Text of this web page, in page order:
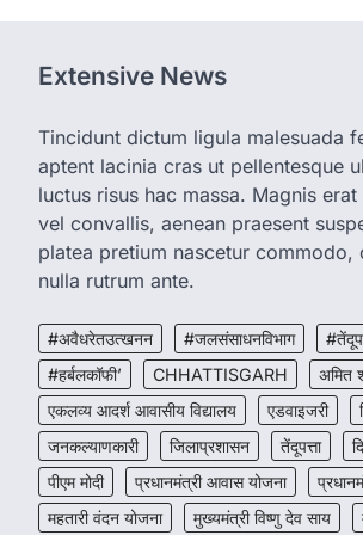
Extensive News
Tincidunt dictum ligula malesuada
aptent lacinia cras ut pellentesque
luctus risus hac massa. Magnis
vel convallis, aenean praesent
platea pretium nascetur
nulla rutrum ante.
#अवैधरेतउत्खनन #जलसंसाधनविभाग
#हर्बलकॉफी’
CHHATTISGARH अमित
एकलव्य आदर्श आवासीय विद्यालय
एडवाइजरी
जनकल्याणकारी
जिलाप्रशासन तेंदूपत्ता
पीएम मोदी
प्रधानमंत्री आवास योजना
महतारी वंदन योजना
मुख्यमंत्री विष्णु देव साय